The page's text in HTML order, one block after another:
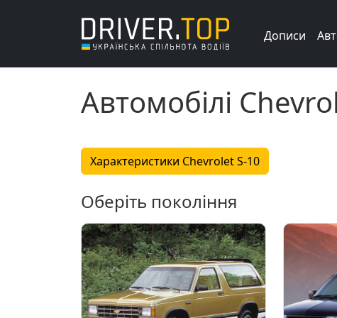
Дописи
Автомобілі
Характеристики Chevrolet S-10
Оберіть покоління